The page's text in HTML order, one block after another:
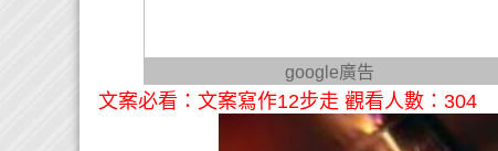
google廣告
文案必看：文案寫作12步走 觀看人數：304